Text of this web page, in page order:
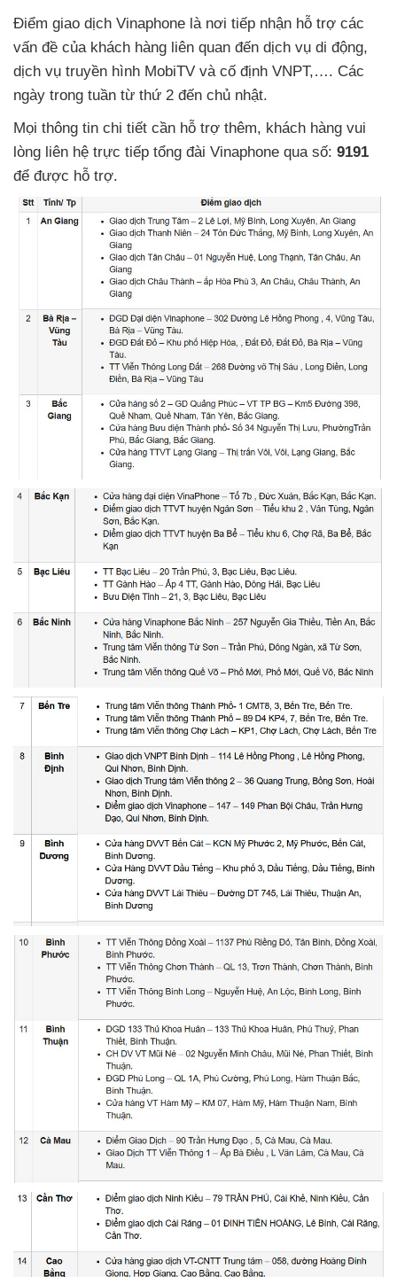
Điểm giao dịch Vinaphone là nơi tiếp nhận hỗ trợ các
vấn đề của khách hàng liên quan đến dịch vụ di động,
dịch vụ truyền hình MobiTV và cố định VNPT,…. Các
ngày trong tuần từ thứ 2 đến chủ nhật.
Mọi thông tin chi tiết cần hỗ trợ thêm, khách hàng vui
lòng liên hệ trực tiếp tổng đài Vinaphone qua số: 9191
để được hỗ trợ.